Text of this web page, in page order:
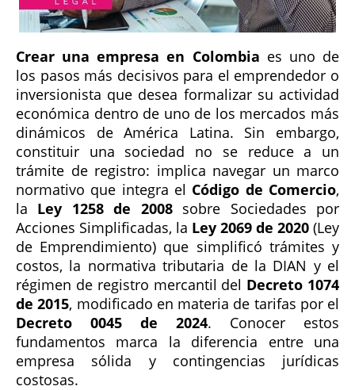
Crear una empresa en Colombia es uno de
los pasos más decisivos para el emprendedor o
inversionista que desea formalizar su actividad
económica dentro de uno de los mercados más
dinámicos de América Latina. Sin embargo,
constituir una sociedad no se reduce a un
trámite de registro: implica navegar un marco
normativo que integra el Código de Comercio,
la Ley 1258 de 2008sobre Sociedades por
Acciones Simplificadas, la Ley 2069 de 2020 (Ley
de Emprendimiento) que simplificó trámites y
costos, la normativa tributaria de la DIAN y el
régimen de registro mercantil del Decreto 1074
de 2015, modificado en materia de tarifas por el
Decreto 0045 de 2024. Conocer estos
fundamentos marca la diferencia entre una
empresa sólida y contingencias jurídicas
costosas.